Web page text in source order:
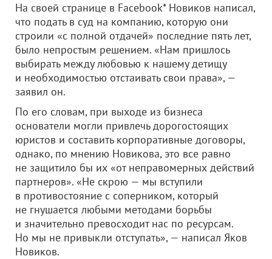
На своей странице в Facebook* Новиков написал,
что подать в суд на компанию, которую они
строили «с полной отдачей» последние пять лет,
было непростым решением. «Нам пришлось
выбирать между любовью к нашему детищу
и необходимостью отстаивать свои права», —
заявил он.
По его словам, при выходе из бизнеса
основатели могли привлечь дорогостоящих
юристов и составить корпоративные договоры,
однако, по мнению Новикова, это все равно
не защитило бы их «от неправомерных действий
партнеров». «Не скрою — мы вступили
в противостояние с соперником, который
не гнушается любыми методами борьбы
и значительно превосходит нас по ресурсам.
Но мы не привыкли отступать», — написал Яков
Новиков.